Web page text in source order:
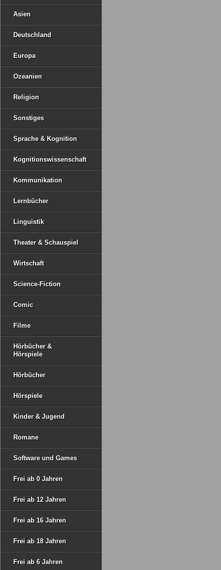
Asien
Deutschland
Europa
Ozeanien
Religion
Sonstiges
Sprache & Kognition
Kognitionswissenschaft
Kommunikation
Lernbücher
Linguistik
Theater & Schauspiel
Wirtschaft
Science-Fiction
Comic
Filme
Hörbücher &
Hörspiele
Hörbücher
Hörspiele
Kinder & Jugend
Romane
Software und Games
Frei ab 0 Jahren
Frei ab 12 Jahren
Frei ab 16 Jahren
Frei ab 18 Jahren
Frei ab 6 Jahren